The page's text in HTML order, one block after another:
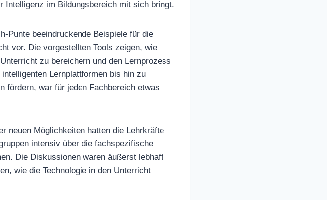
Intelligenz im Bildungsbereich mit sich bringt.
Punte beeindruckende Beispiele für die
vor. Die vorgestellten Tools zeigen, wie
zu bereichern und den Lernprozess
Lernplattformen bis hin zu
fördern, war für jeden Fachbereich etwas
neuen Möglichkeiten hatten die Lehrkräfte
intensiv über die fachspezifische
Die Diskussionen waren äußerst lebhaft
wie die Technologie in den Unterricht